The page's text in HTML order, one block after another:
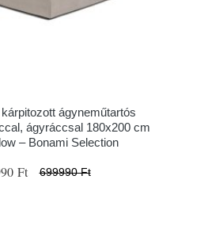
ágyneműtartós
ágyráccsal 180x200 cm
– Bonami Selection
Ft 699990 Ft